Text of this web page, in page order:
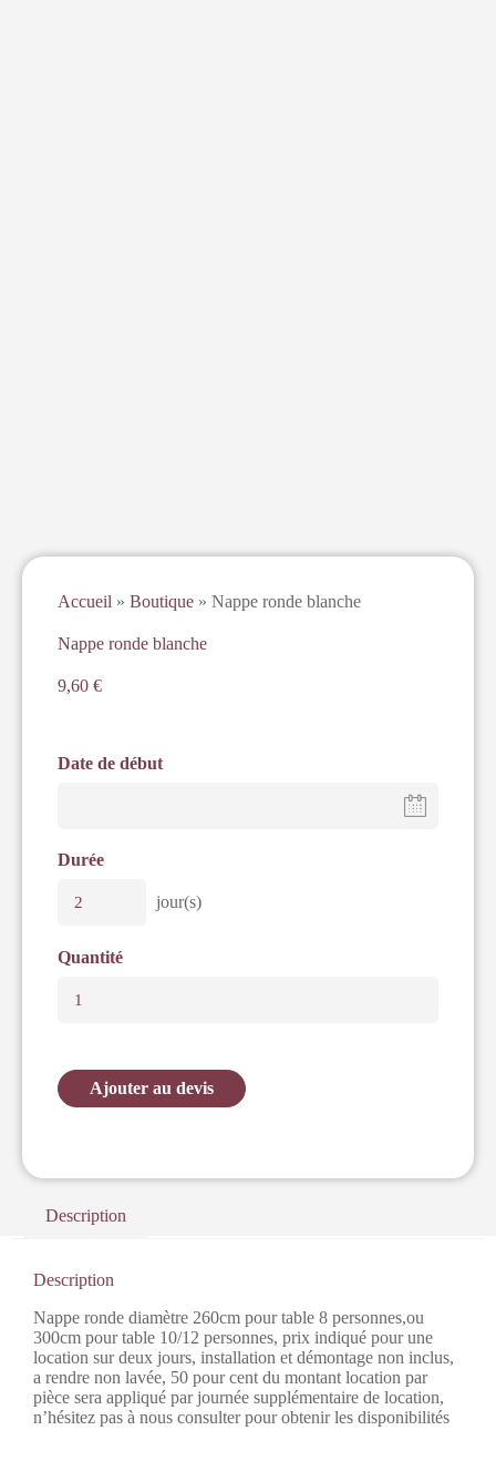
Accueil » Boutique » Nappe ronde blanche
Nappe ronde blanche
9,60 €
Date de début
Durée
jour(s)
Quantité
Ajouter au devis
Description
Description
Nappe ronde diamètre 260cm pour table 8 personnes,ou
300cm pour table 10/12 personnes, prix indiqué pour une
location sur deux jours, installation et démontage non inclus,
a rendre non lavée, 50 pour cent du montant location par
pièce sera appliqué par journée supplémentaire de location,
n’hésitez pas à nous consulter pour obtenir les disponibilités